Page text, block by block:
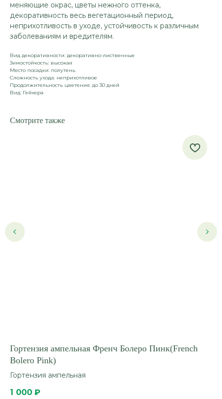
меняющие окрас, цветы нежного оттенка,
декоративность весь вегетационный период,
неприхотливость в уходе, устойчивость к различным
заболеваниям и вредителям.
Вид декоративности: декоративно-лиственные
Зимостойкость: высокая
Место посадки: полутень
Сложность ухода: неприхотливое
Продолжительность цветения: до 30 дней
Вид: Гейхера
Смотрите также
Гортензия ампельная Френч Болеро Пинк(French
Bolero Pink)
Гортензия ампельная
1 000 ₽